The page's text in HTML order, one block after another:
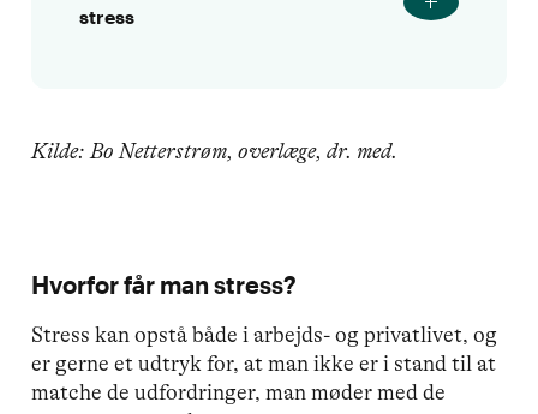
stress
Kilde: Bo Netterstrøm, overlæge, dr. med.
Hvorfor får man stress?
Stress kan opstå både i arbejds- og privatlivet, og
er gerne et udtryk for, at man ikke er i stand til at
matche de udfordringer, man møder med de